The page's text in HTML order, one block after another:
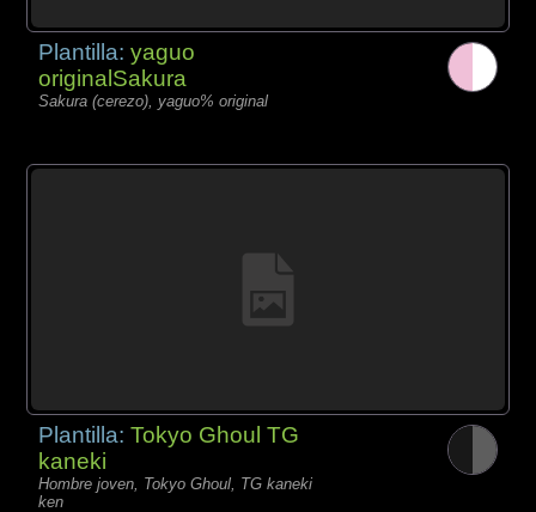
Plantilla:yaguo
originalSakura
Sakura (cerezo), yaguo% original
Plantilla:Tokyo Ghoul TG
kaneki
Hombre joven, Tokyo Ghoul, TG kaneki
ken